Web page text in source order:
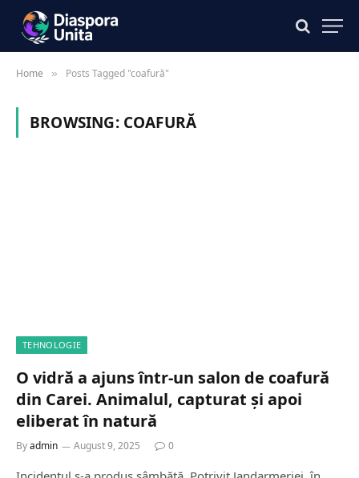
Home » Posts Tagged "coafură"
BROWSING: COAFURĂ
TEHNOLOGIE
O vidră a ajuns într-un salon de coafură
din Carei. Animalul, capturat și apoi
eliberat în natură
Byadmin August 9, 2025 0